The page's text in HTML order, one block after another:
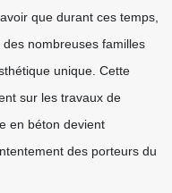
que durant ces temps,
nombreuses familles
unique. Cette
sur les travaux de
en béton devient
des porteurs du